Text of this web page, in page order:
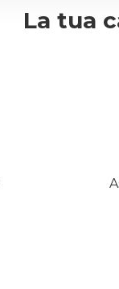
La tua